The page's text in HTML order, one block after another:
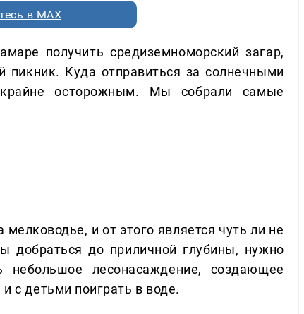
в MAX
получить средиземноморский загар,
пикник. Куда отправиться за солнечными
осторожным. Мы собрали самые
мелководье, и от этого является чуть ли не
до приличной глубины, нужно
лесонасаждение, создающее
с детьми поиграть в воде.